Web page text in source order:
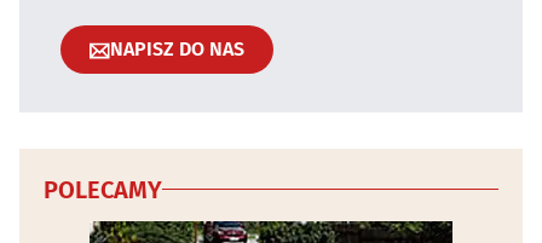
NAPISZ DO NAS
POLECAMY